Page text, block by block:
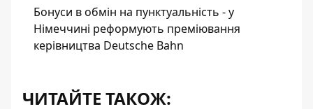
Бонуси в обмін на пунктуальність - у
Німеччині реформують преміювання
керівництва Deutsche Bahn
ЧИТАЙТЕ ТАКОЖ: